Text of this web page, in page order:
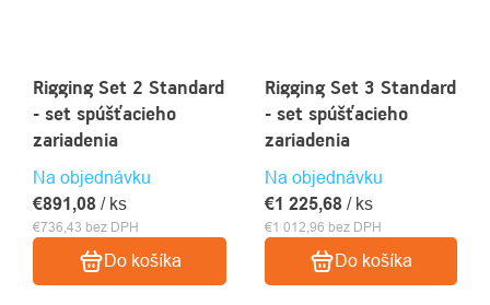
Rigging Set 2 Standard
- set spúšťacieho
zariadenia
Na objednávku
€736,43 bez DPH
€891,08 / ks
Do košíka
Rigging Set 3 Standard
- set spúšťacieho
zariadenia
Na objednávku
€1 012,96 bez DPH
€1 225,68 / ks
Do košíka